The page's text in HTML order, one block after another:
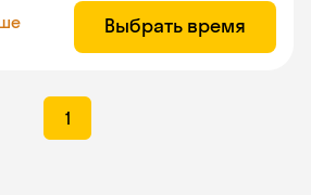
Выбрать время
1